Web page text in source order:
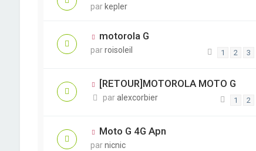
par kepler
motorola G
parroisoleil 1 2 3
[RETOUR]MOTOROLA MOTO G
paralexcorbier 1 2
Moto G 4G Apn
parnicnic